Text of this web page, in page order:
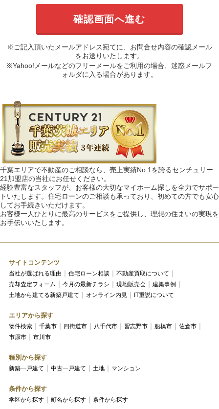
※ご記入頂いたメールアドレス宛てに、お問合せ内容の確認メール
をお送りいたします。
※Yahoo!メールなどのフリーメールをご利用の場合、迷惑メールフ
ォルダに入る場合があります。
千葉エリアで不動産のご相談なら、売上実績No.1を誇るセンチュリー
21加盟店の当社にお任せください。
経験豊富なスタッフが、お客様の大切なマイホーム探しを全力でサポー
トいたします。住宅ローンのご相談も承っており、初めての方でも安心
してお手続きいただけます。
お客様一人ひとりに最高のサービスをご提供し、理想の住まいの実現を
お手伝いいたします。
サイトコンテンツ
当社が選ばれる理由 住宅ローン相談
不動産買取について
売却査定フォーム
今月の最新チラシ 現地販売会
建築事例
土地から建てる新築戸建て
オンライン内見 IT重説について
エリアから探す
物件検索 千葉市 四街道市 八千代市 習志野市 船橋市
佐倉市
市原市
市川市
種別から探す
新築一戸建て 中古一戸建て 土地 マンション
条件から探す
学区から探す 町名から探す 条件から探す